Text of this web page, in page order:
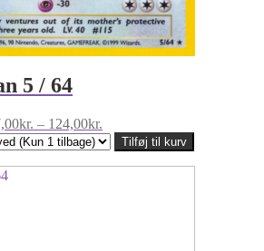
5 / 64
kr. – 124,00kr.
27,00kr.
til
124,00kr.
Tilføj til kurv